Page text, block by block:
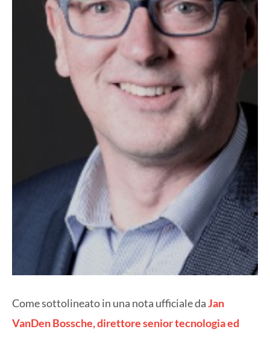
Come sottolineato in una nota ufficiale daJan
VanDen Bossche, direttore senior tecnologia ed